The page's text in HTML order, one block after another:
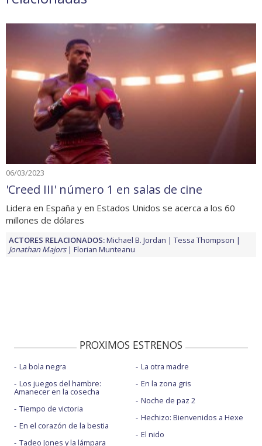
06/03/2023
'Creed III' número 1 en salas de cine
Lidera en España y en Estados Unidos se acerca a los 60
millones de dólares
ACTORES RELACIONADOS:Michael B. Jordan
Tessa Thompson
Jonathan Majors
Florian Munteanu
PROXIMOS ESTRENOS
La bola negra
Los juegos del hambre:
Amanecer en la cosecha
Tiempo de victoria
En el corazón de la bestia
Tadeo Jones y la lámpara
La otra madre
En la zona gris
Noche de paz 2
Hechizo: Bienvenidos a Hexe
El nido